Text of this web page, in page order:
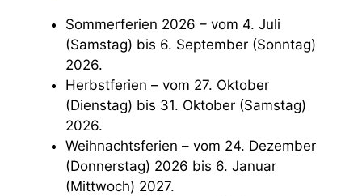
Sommerferien 2026 – vom 4. Juli
(Samstag) bis 6. September (Sonntag)
2026.
Herbstferien – vom 27. Oktober
(Dienstag) bis 31. Oktober (Samstag)
2026.
Weihnachtsferien – vom 24. Dezember
(Donnerstag) 2026 bis 6. Januar
(Mittwoch) 2027.